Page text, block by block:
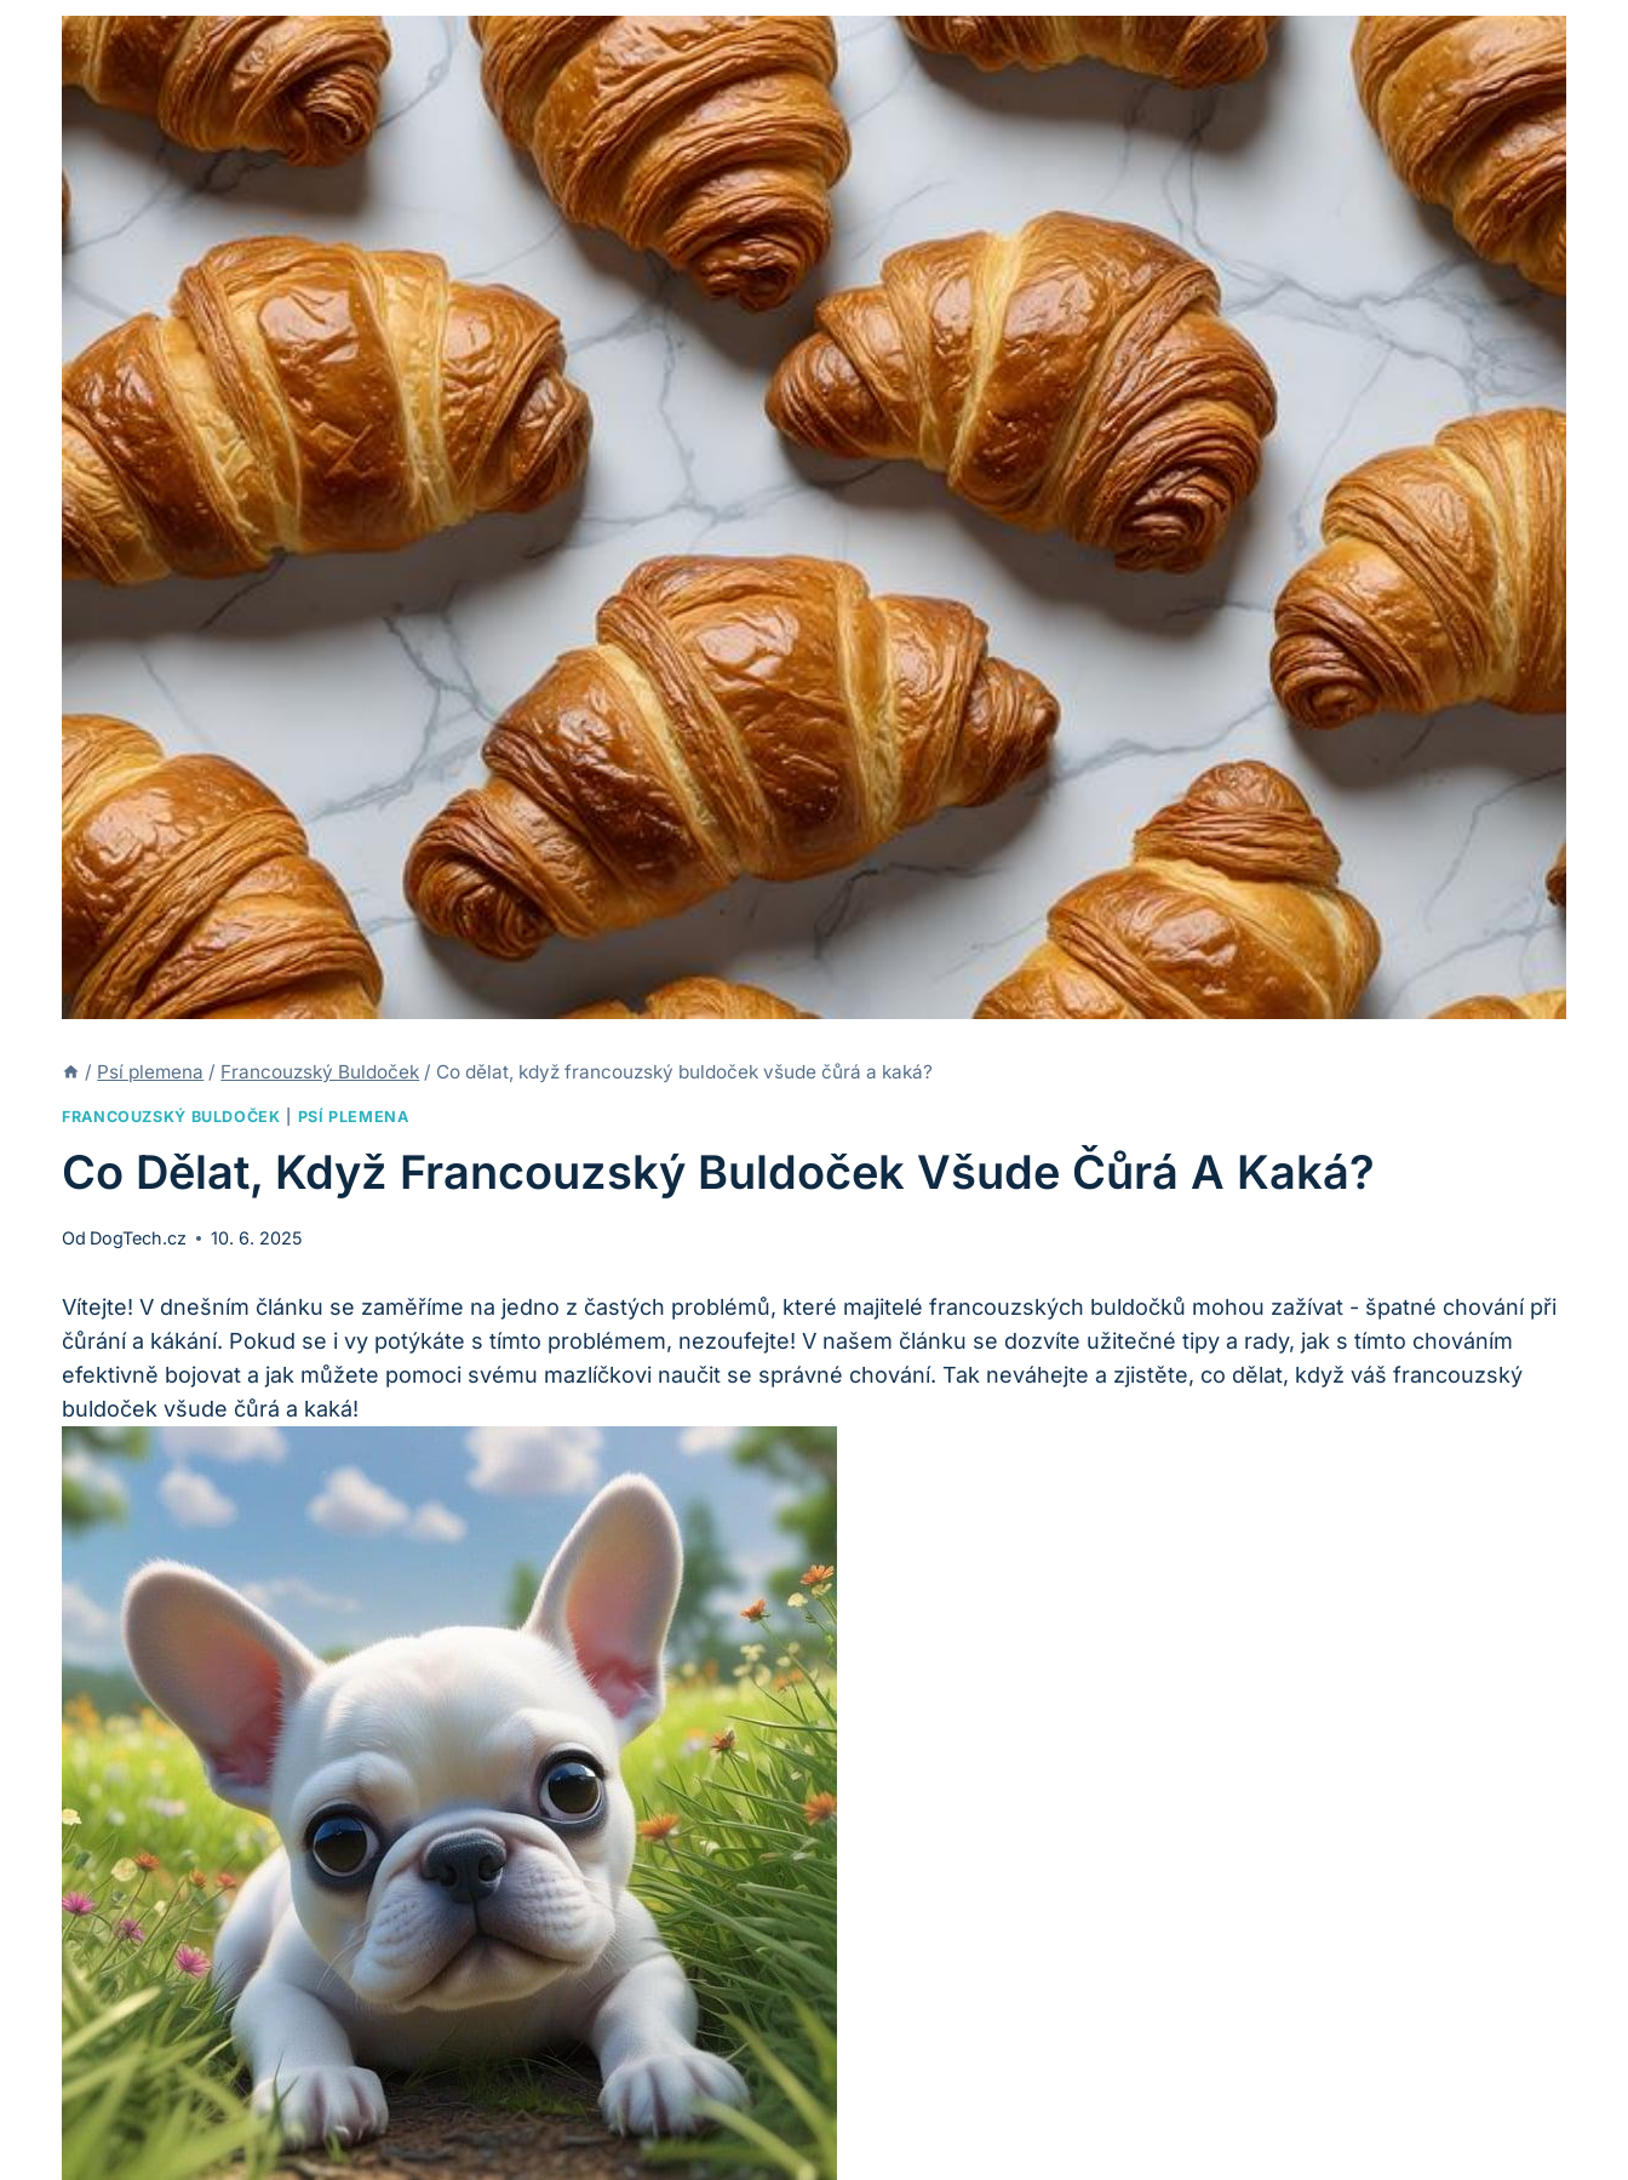
/ Psí plemena / Francouzský Buldoček / Co dělat, když francouzský buldoček všude čůrá a kaká?
FRANCOUZSKÝ BULDOČEK PSÍ PLEMENA
Co Dělat, Když Francouzský Buldoček Všude Čůrá A Kaká?
Od DogTech.cz 10. 6. 2025
Vítejte! V dnešním článku se zaměříme ‍na jedno z ⁢častých problémů, které majitelé⁣ francouzských buldočků mohou zažívat ⁣- špatné chování při
čůrání a kákání.⁢ Pokud se⁢ i vy potýkáte s tímto ‌problémem, nezoufejte! V ⁢našem článku se dozvíte⁤ užitečné tipy ‌a rady, jak s⁢ tímto‍ chováním ​
efektivně bojovat a jak můžete pomoci svému mazlíčkovi naučit se‍ správné chování. Tak neváhejte a ⁣zjistěte, co dělat,‌ když ⁢váš francouzský
buldoček všude čůrá a kaká!